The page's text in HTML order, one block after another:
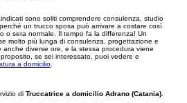
sono soliti comprendere consulenza, studio
un trucco sposa può arrivare a costare così
o sera normale. Il tempo fa la differenza! Un
molto più lunga di consulenza, progettazione e
anche diverse ore, e la stessa procedura viene
se sei interessato, puoi vedere e
a domicilio
di Truccatrice a domicilio Adrano (Catania)